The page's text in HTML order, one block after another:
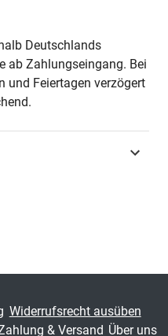
2004
1002
Deutschlands
ab Zahlungseingang. Bei
und Feiertagen verzögert
Widerrufsrecht ausüben
& Versand Über uns